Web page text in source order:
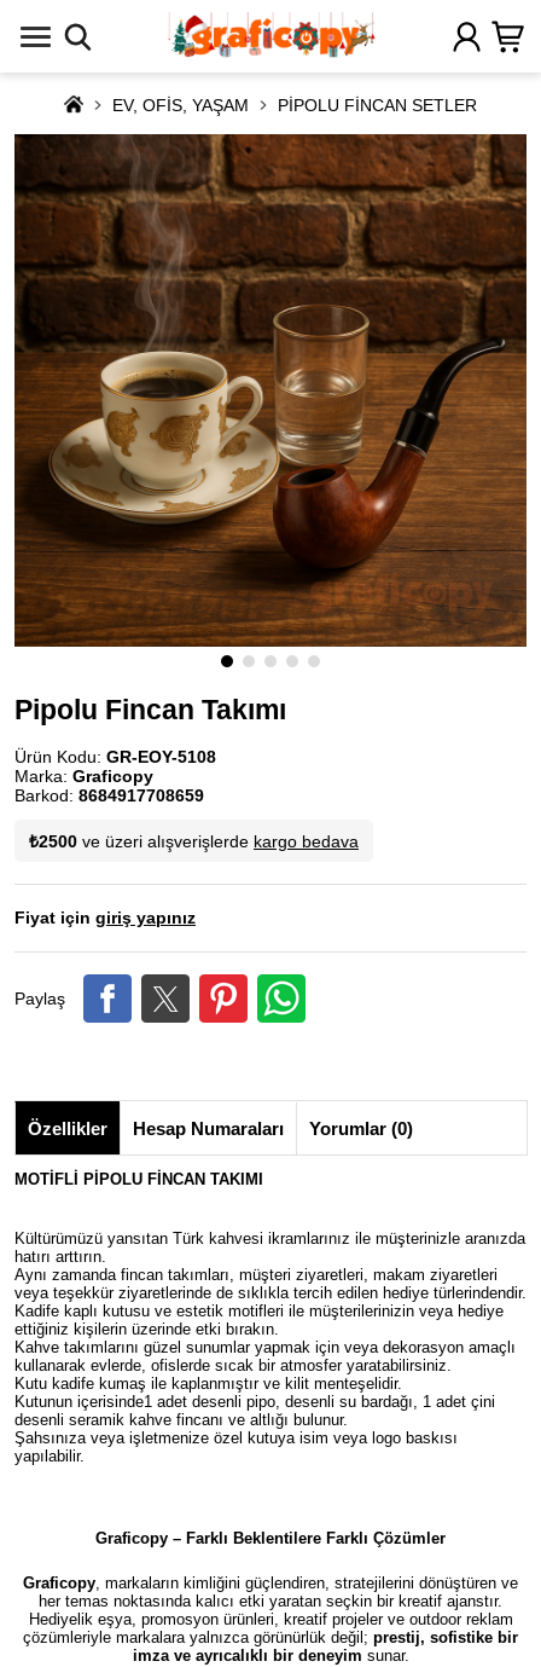
EV, OFİS, YAŞAM PİPOLU FİNCAN SETLER
Pipolu Fincan Takımı
Ürün Kodu: GR-EOY-5108
Marka: Graficopy
Barkod: 8684917708659
₺2500 ve üzeri alışverişlerde kargo bedava
Fiyat için giriş yapınız
Paylaş
Özellikler Hesap Numaraları Yorumlar (0)
MOTİFLİ PİPOLU FİNCAN TAKIMI
Kültürümüzü yansıtan Türk kahvesi ikramlarınız ile müşterinizle aranızda
hatırı arttırın.
Aynı zamanda fincan takımları, müşteri ziyaretleri, makam ziyaretleri
veya teşekkür ziyaretlerinde de sıklıkla tercih edilen hediye türlerindendir.
Kadife kaplı kutusu ve estetik motifleri ile müşterilerinizin veya hediye
ettiğiniz kişilerin üzerinde etki bırakın.
Kahve takımlarını güzel sunumlar yapmak için veya dekorasyon amaçlı
kullanarak evlerde, ofislerde sıcak bir atmosfer yaratabilirsiniz.
Kutu kadife kumaş ile kaplanmıştır ve kilit menteşelidir.
Kutunun içerisinde1 adet desenli pipo, desenli su bardağı, 1 adet çini
desenli seramik kahve fincanı ve altlığı bulunur.
Şahsınıza veya işletmenize özel kutuya isim veya logo baskısı
yapılabilir.
Graficopy – Farklı Beklentilere Farklı Çözümler
Graficopy, markaların kimliğini güçlendiren, stratejilerini dönüştüren ve
her temas noktasında kalıcı etki yaratan seçkin bir kreatif ajanstır.
Hediyelik eşya, promosyon ürünleri, kreatif projeler ve outdoor reklam
çözümleriyle markalara yalnızca görünürlük değil; prestij, sofistike bir
imza ve ayrıcalıklı bir deneyim sunar.